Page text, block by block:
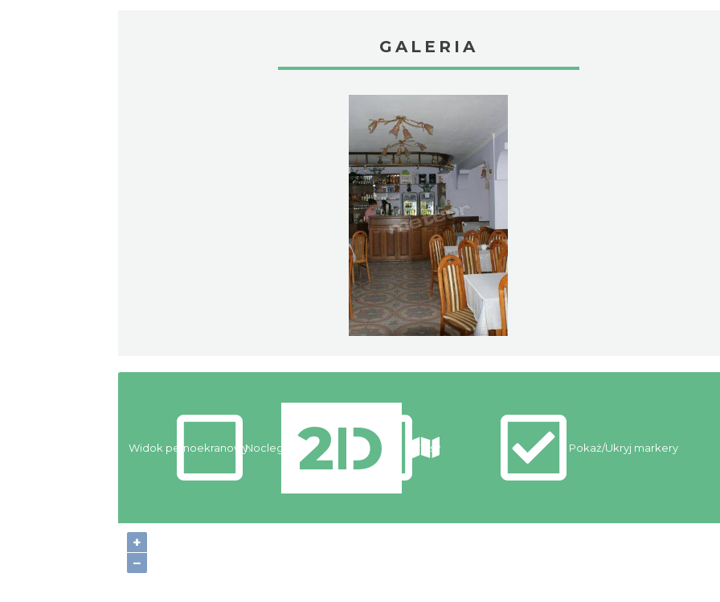
GALERIA
+
−
Widok pełnoekranowy:Noclegi Trasy Pokaż/Ukryj markery